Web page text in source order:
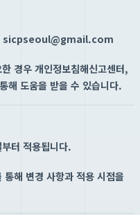
: sicpseoul@gmail.com
경우 개인정보침해신고센터,
해 도움을 받을 수 있습니다.
터 적용됩니다.
해 변경 사항과 적용 시점을